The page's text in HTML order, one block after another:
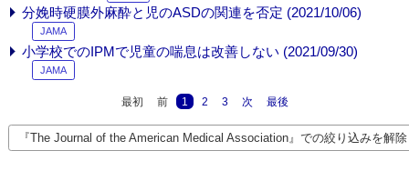
分娩時硬膜外麻酔と児のASDの関連を否定 (2021/10/06)
JAMA
小学校でのIPMで児童の喘息は改善しない (2021/09/30)
JAMA
最初 前 1 2 3 次 最後
『The Journal of the American Medical Association』での絞り込みを解除